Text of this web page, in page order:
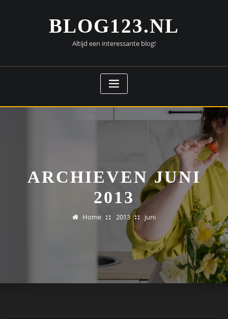
BLOG123.NL
Altijd een interessante blog!
ARCHIEVEN JUNI
2013
Home 2013 juni